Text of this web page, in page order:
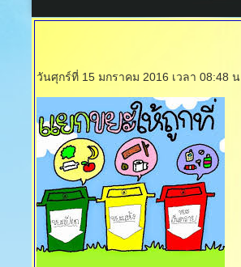
วันศุกร์ที่ 15 มกราคม 2016 เวลา 08:48 น.